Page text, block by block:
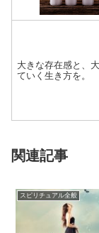
大きな存在感と、
ていく生き方を。
関連記事
スピリチュアル全般